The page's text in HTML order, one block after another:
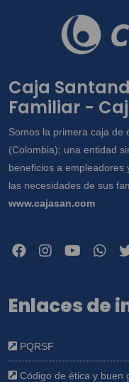
Caja
Familiar -
Somos la primera caja de
(Colombia); una entidad
beneficios a
las necesidades de sus
www.cajasan.com
Enlaces de
PQRSF
Código de ética y buen